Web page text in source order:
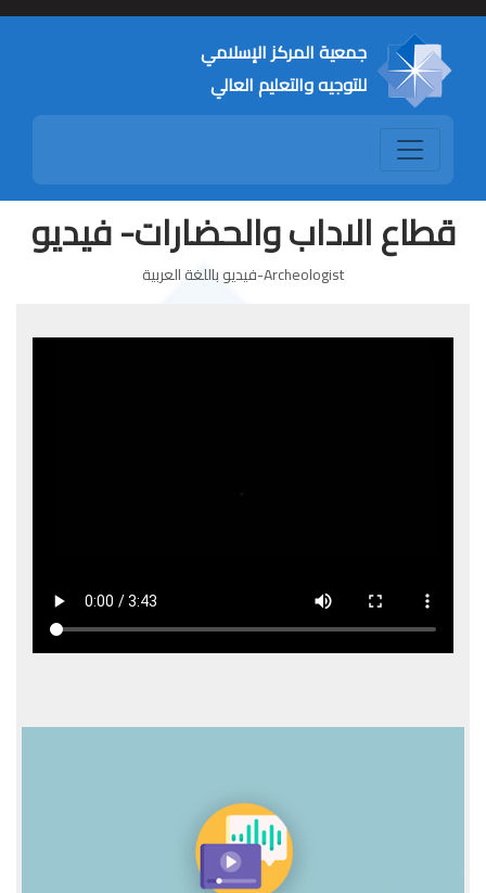
جمعية المركز الإسلامي
للتوجيه والتعليم العالي
قطاع الاداب والحضارات- فيديو
Archeologist-فيديو باللغة العربية